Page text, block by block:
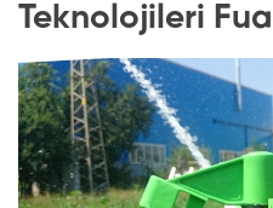
Teknolojileri